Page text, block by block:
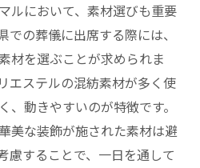
ルにおいて、素材選びも重要
の葬儀に出席する際には、
材を選ぶことが求められま
エステルの混紡素材が多く使
動きやすいのが特徴です。
美な装飾が施された素材は避
慮することで、一日を通して